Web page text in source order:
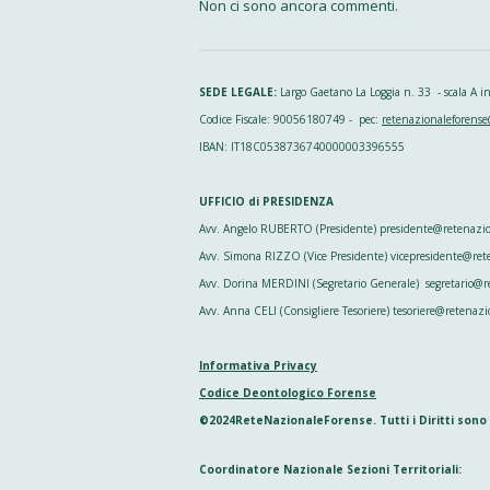
Non ci sono ancora commenti.
SEDE LEGALE: Largo Gaetano La Loggia n. 33 - scala A
Codice Fiscale: 90056180749 - pec:
IBAN: IT18C0538736740000003396555
UFFICIO di PRESIDENZA
Avv. Angelo RUBERTO (Presidente)
Avv. Simona RIZZO (Vice Presidente)
Avv. Dorina MERDINI (Segretario Generale)
Avv. Anna CELI (Consigliere Tesoriere)
Informativa Privacy
Codice Deontologico Forense
©2024ReteNazionaleForense. Tutti i Diritti sono
Coordinatore Nazionale Sezioni Territoriali: